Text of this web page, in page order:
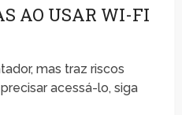
AO USAR WI-FI
mas traz riscos
acessá-lo, siga